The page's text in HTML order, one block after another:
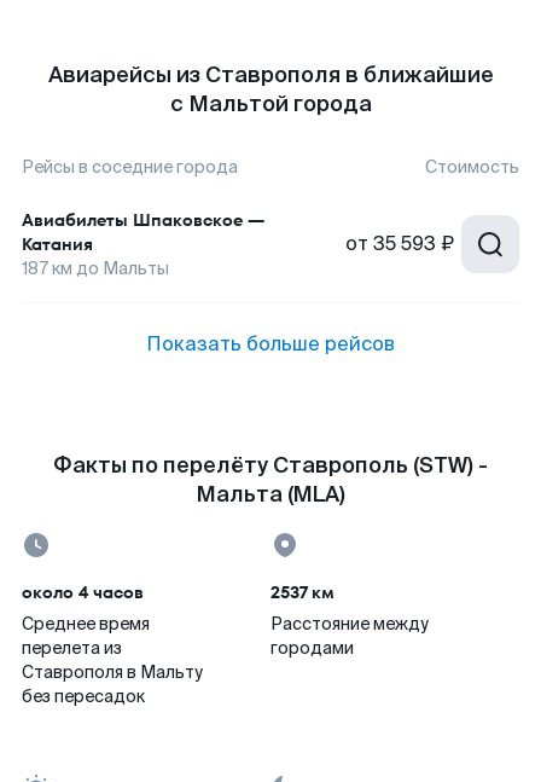
Авиарейсы из Ставрополя в ближайшие
с Мальтой города
Рейсы в соседние города Стоимость
Авиабилеты Шпаковское —
Катания
187км до Мальты
от 35 593 ₽
Показать больше рейсов
Факты по перелёту Ставрополь (STW) -
Мальта (MLA)
около 4 часов
Среднее время
перелета из
Ставрополя в Мальту
без пересадок
2537 км
Расстояние между
городами